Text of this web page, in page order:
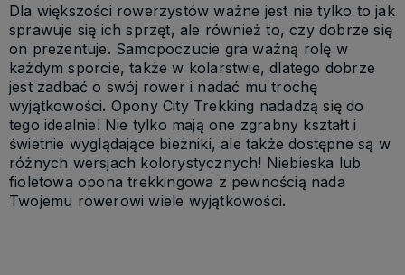
Dla większości rowerzystów ważne jest nie tylko to jak
sprawuje się ich sprzęt, ale również to, czy dobrze się
on prezentuje. Samopoczucie gra ważną rolę w
każdym sporcie, także w kolarstwie, dlatego dobrze
jest zadbać o swój rower i nadać mu trochę
wyjątkowości. Opony City Trekking nadadzą się do
tego idealnie! Nie tylko mają one zgrabny kształt i
świetnie wyglądające bieżniki, ale także dostępne są w
różnych wersjach kolorystycznych! Niebieska lub
fioletowa opona trekkingowa z pewnością nada
Twojemu rowerowi wiele wyjątkowości.